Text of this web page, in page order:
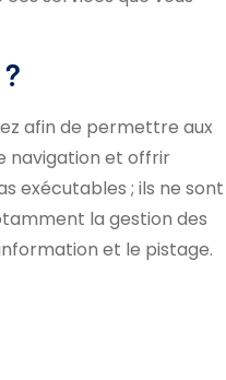
afin de permettre aux
navigation et offrir
exécutables ; ils ne sont
la gestion des
et le pistage.